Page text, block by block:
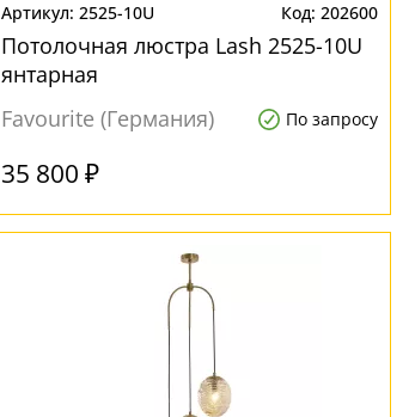
2525-10U 202600
Потолочная люстра Lash 2525-10U
янтарная
Favourite (Германия)
По запросу
35 800 ₽